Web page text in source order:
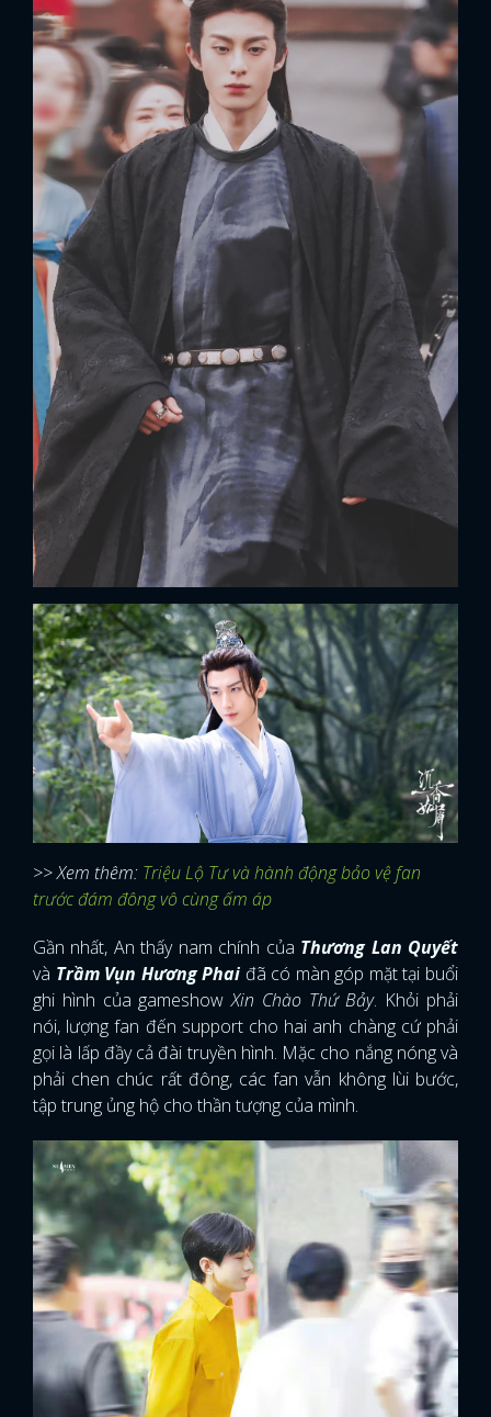
>> Xem thêm: Triệu Lộ Tư và hành động bảo vệ fan
trước đám đông vô cùng ấm áp
Gần nhất, An thấy nam chính của Thương Lan Quyết
và Trầm Vụn Hương Phai đã có màn góp mặt tại buổi
ghi hình của gameshowXin Chào Thứ Bảy. Khỏi phải
nói, lượng fan đến support cho hai anh chàng cứ phải
gọi là lấp đầy cả đài truyền hình. Mặc cho nắng nóng và
phải chen chúc rất đông, các fan vẫn không lùi bước,
tập trung ủng hộ cho thần tượng của mình.